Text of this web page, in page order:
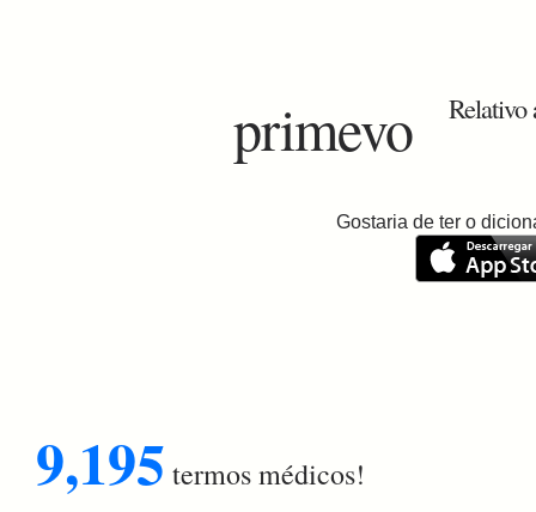
primevo Relativo
Gostaria de ter o
9,195 termos médicos!